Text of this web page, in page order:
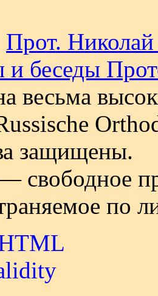
Прот.
беседы
весьма
защищены.
свободное
по